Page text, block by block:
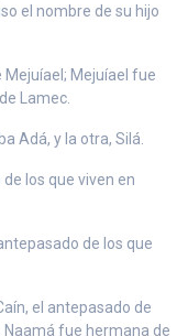
el nombre de su hijo
Mejuíael; Mejuíael fue
Lamec.
Adá, y la otra, Silá.
los que viven en
de los que
el antepasado de
Naamá fue hermana de